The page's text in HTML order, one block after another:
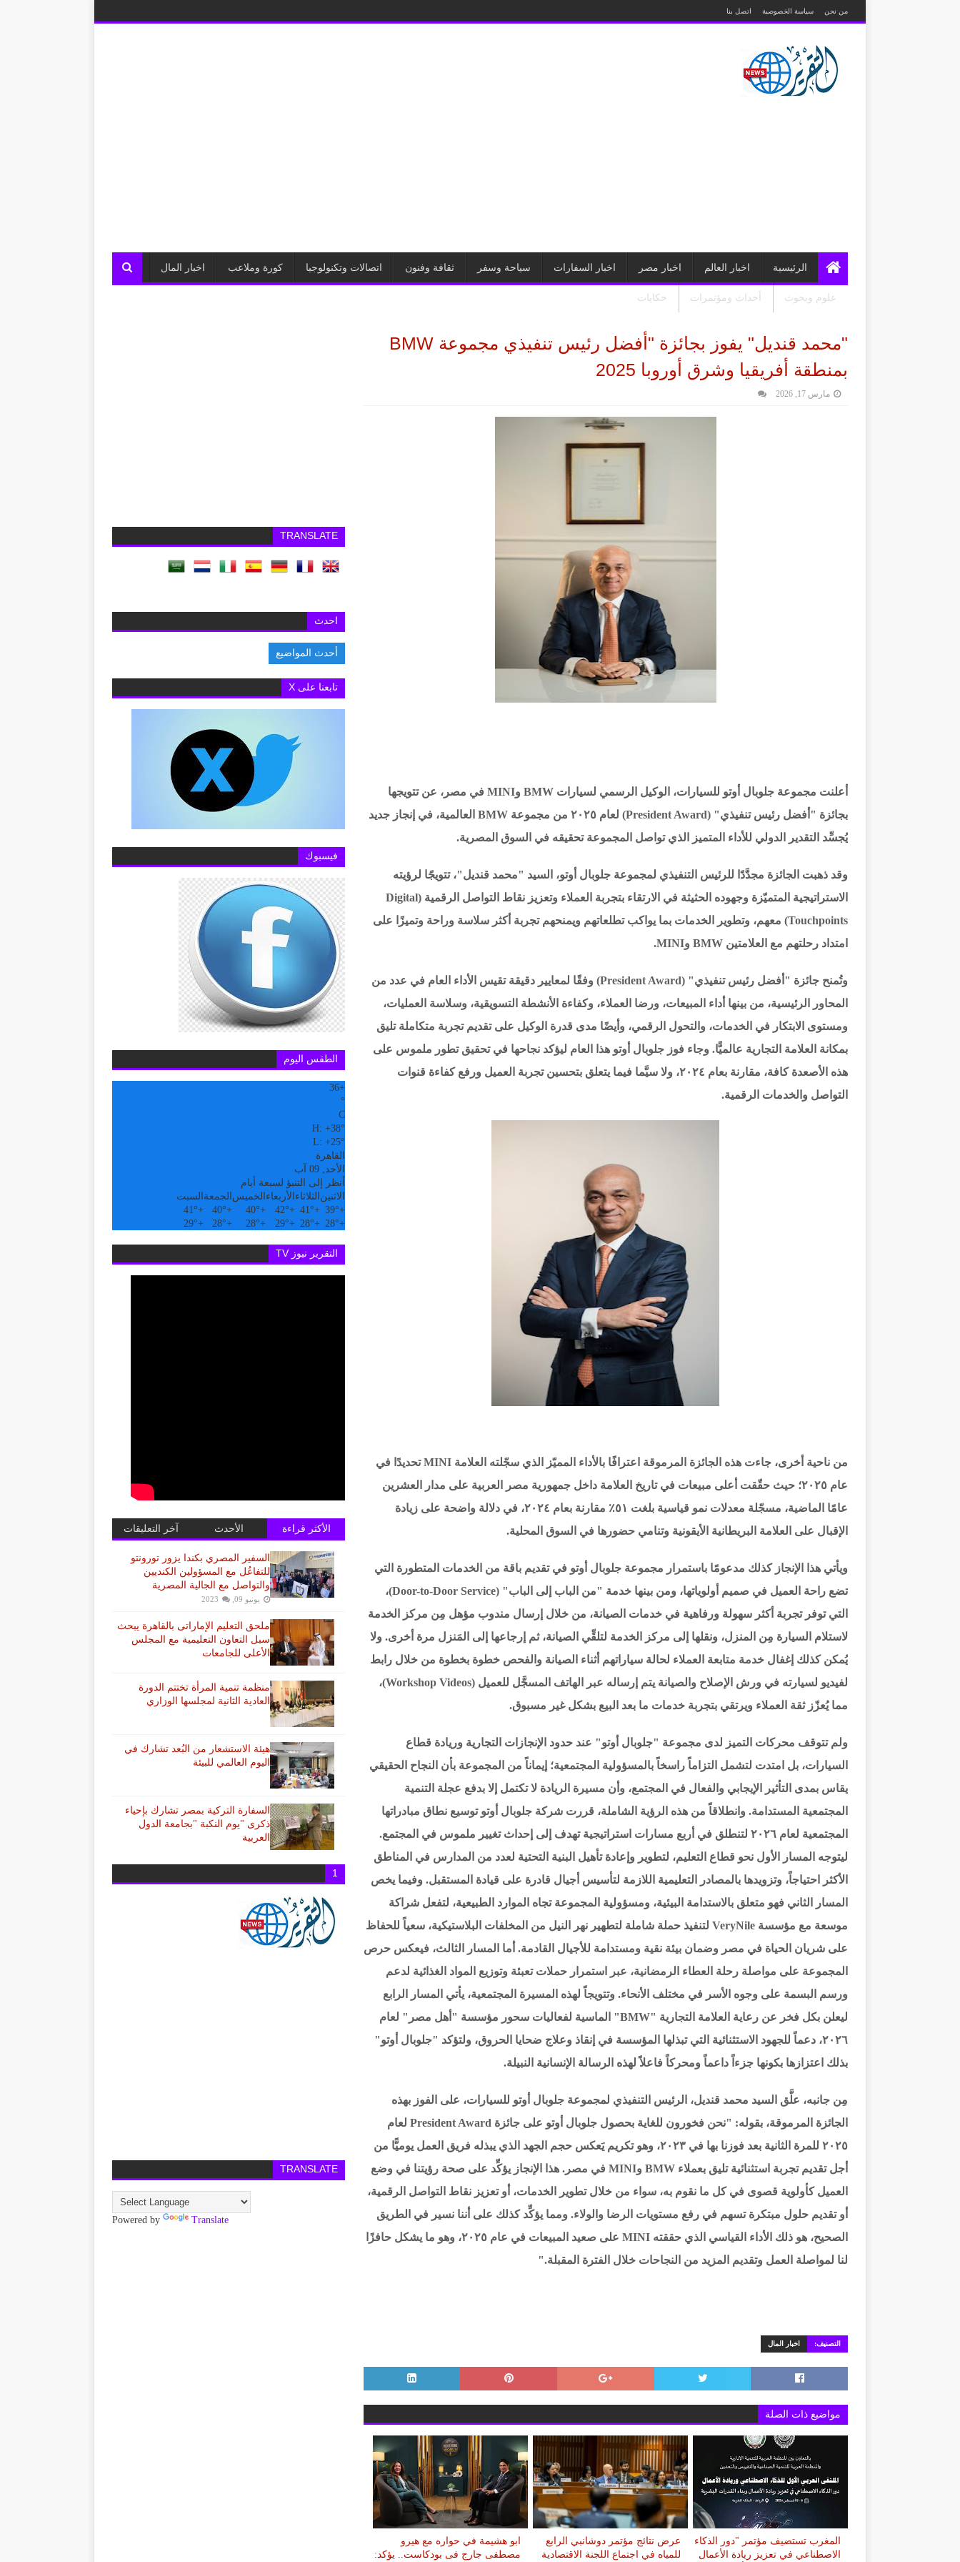
من نحن سياسة الخصوصية اتصل بنا
الرئيسية اخبار العالم اخبار مصر اخبار السفارات سياحة وسفر ثقافة وفنون اتصالات وتكنولوجيا كورة وملاعب اخبار المال
علوم وبحوث أحداث ومؤتمرات حكايات
"محمد قنديل" يفوز بجائزة "أفضل رئيس تنفيذي مجموعة BMW
بمنطقة أفريقيا وشرق أوروبا 2025
مارس 17, 2026
أعلنت مجموعة جلوبال أوتو للسيارات، الوكيل الرسمي لسيارات BMW وMINI في مصر، عن تتويجها
بجائزة "أفضل رئيس تنفيذي" (President Award) لعام ٢٠٢٥ من مجموعة BMW العالمية، في إنجاز جديد
يُجسِّد التقدير الدولي للأداء المتميز الذي تواصل المجموعة تحقيقه في السوق المصرية.
وقد ذهبت الجائزة مجدَّدًا للرئيس التنفيذي لمجموعة جلوبال أوتو، السيد "محمد قنديل"، تتويجًا لرؤيته
الاستراتيجية المتميّزة وجهوده الحثيثة في الارتقاء بتجربة العملاء وتعزيز نقاط التواصل الرقمية (Digital
Touchpoints) معهم، وتطوير الخدمات بما يواكب تطلعاتهم ويمنحهم تجربة أكثر سلاسة وراحة وتميزًا على
امتداد رحلتهم مع العلامتين BMW وMINI.
وتُمنح جائزة "أفضل رئيس تنفيذي" (President Award) وفقًا لمعايير دقيقة تقيس الأداء العام في عدد من
المحاور الرئيسية، من بينها أداء المبيعات، ورضا العملاء، وكفاءة الأنشطة التسويقية، وسلاسة العمليات،
ومستوى الابتكار في الخدمات، والتحول الرقمي، وأيضًا مدى قدرة الوكيل على تقديم تجربة متكاملة تليق
بمكانة العلامة التجارية عالميًّا. وجاء فوز جلوبال أوتو هذا العام ليؤكد نجاحها في تحقيق تطور ملموس على
هذه الأصعدة كافة، مقارنة بعام ٢٠٢٤، ولا سيَّما فيما يتعلق بتحسين تجربة العميل ورفع كفاءة قنوات
التواصل والخدمات الرقمية.
من ناحية أخرى، جاءت هذه الجائزة المرموقة اعترافًا بالأداء المميّز الذي سجّلته العلامة MINI تحديدًا في
عام ٢٠٢٥؛ حيث حقّقت أعلى مبيعات في تاريخ العلامة داخل جمهورية مصر العربية على مدار العشرين
عامًا الماضية، مسجّلة معدلات نمو قياسية بلغت ٥١٪ مقارنة بعام ٢٠٢٤، في دلالة واضحة على زيادة
الإقبال على العلامة البريطانية الأيقونية وتنامي حضورها في السوق المحلية.
ويأتي هذا الإنجاز كذلك مدعومًا باستمرار مجموعة جلوبال أوتو في تقديم باقة من الخدمات المتطورة التي
تضع راحة العميل في صميم أولوياتها، ومن بينها خدمة "من الباب إلى الباب" (Door-to-Door Service)،
التي توفر تجربة أكثر سهولة ورفاهية في خدمات الصيانة، من خلال إرسال مندوب مؤهل مِن مركز الخدمة
لاستلام السيارة مِن المنزل، ونقلها إلى مركز الخدمة لتلقِّي الصيانة، ثم إرجاعها إلى المَنزل مرة أخرى. ولا
يُمكن كذلك إغفال خدمة متابعة العملاء لحالة سياراتهم أثناء الصيانة والفحص خطوة بخطوة من خلال رابط
لفيديو لسيارته في ورش الإصلاح والصيانة يتم إرساله عبر الهاتف المسجَّل للعميل (Workshop Videos)،
مما يُعزّز ثقة العملاء ويرتقي بتجربة خدمات ما بعد البيع بشكل غير مسبوق.
ولم تتوقف محركات التميز لدى مجموعة "جلوبال أوتو" عند حدود الإنجازات التجارية وريادة قطاع
السيارات، بل امتدت لتشمل التزاماً راسخاً بالمسؤولية المجتمعية؛ إيماناً من المجموعة بأن النجاح الحقيقي
يقاس بمدى التأثير الإيجابي والفعال في المجتمع، وأن مسيرة الريادة لا تكتمل إلا بدفع عجلة التنمية
المجتمعية المستدامة. وانطلاقاً من هذه الرؤية الشاملة، قررت شركة جلوبال أوتو توسيع نطاق مبادراتها
المجتمعية لعام ٢٠٢٦ لتنطلق في أربع مسارات استراتيجية تهدف إلى إحداث تغيير ملموس في المجتمع.
ليتوجه المسار الأول نحو قطاع التعليم، لتطوير وإعادة تأهيل البنية التحتية لعدد من المدارس في المناطق
الأكثر احتياجاً، وتزويدها بالمصادر التعليمية اللازمة لتأسيس أجيال قادرة على قيادة المستقبل. وفيما يخص
المسار الثاني فهو متعلق بالاستدامة البيئية، ومسؤولية المجموعة تجاه الموارد الطبيعية، لتفعل شراكة
موسعة مع مؤسسة VeryNile لتنفيذ حملة شاملة لتطهير نهر النيل من المخلفات البلاستيكية، سعياً للحفاظ
على شريان الحياة في مصر وضمان بيئة نقية ومستدامة للأجيال القادمة. أما المسار الثالث، فيعكس حرص
المجموعة على مواصلة رحلة العطاء الرمضانية، عبر استمرار حملات تعبئة وتوزيع المواد الغذائية لدعم
ورسم البسمة على وجوه الأسر في مختلف الأنحاء. وتتويجاً لهذه المسيرة المجتمعية، يأتي المسار الرابع
ليعلن بكل فخر عن رعاية العلامة التجارية "BMW" الماسية لفعاليات سحور مؤسسة "أهل مصر" لعام
٢٠٢٦، دعماً للجهود الاستثنائية التي تبذلها المؤسسة في إنقاذ وعلاج ضحايا الحروق، ولتؤكد "جلوبال أوتو"
بذلك اعتزازها بكونها جزءاً داعماً ومحركاً فاعلاً لهذه الرسالة الإنسانية النبيلة.
مِن جانبه، علَّق السيد محمد قنديل، الرئيس التنفيذي لمجموعة جلوبال أوتو للسيارات، على الفوز بهذه
الجائزة المرموقة، بقوله: "نحن فخورون للغاية بحصول جلوبال أوتو على جائزة President Award لعام
٢٠٢٥ للمرة الثانية بعد فوزنا بها في ٢٠٢٣، وهو تكريم يَعكس حجم الجهد الذي يبذله فريق العمل يوميًّا من
أجل تقديم تجربة استثنائية تليق بعملاء BMW وMINI في مصر. هذا الإنجاز يؤكِّد على صحة رؤيتنا في وضع
العميل كأولوية قصوى في كل ما نقوم به، سواء من خلال تطوير الخدمات، أو تعزيز نقاط التواصل الرقمية،
أو تقديم حلول مبتكرة تسهم في رفع مستويات الرضا والولاء. ومما يؤكِّد كذلك على أننا نسير في الطريق
الصحيح، هو ذلك الأداء القياسي الذي حققته MINI على صعيد المبيعات في عام ٢٠٢٥، وهو ما يشكل حافزًا
لنا لمواصلة العمل وتقديم المزيد من النجاحات خلال الفترة المقبلة."
التصنيف: اخبار المال
مواضيع ذات الصلة
المغرب تستضيف مؤتمر "دور الذكاء
الاصطناعي في تعزيز ريادة الأعمال
عرض نتائج مؤتمر دوشانبي الرابع
للمياه في اجتماع اللجنة الاقتصادية
ابو هشيمة في حواره مع هيرو
مصطفى جارج فى بودكاست.. يؤكد:
TRANSLATE
احدث
أحدث المواضيع
تابعنا على X
فيسبوك
الطقس اليوم
+
36
°
C
H: +38°
L: +25°
القاهرة
الأحد, 09 آب
أنظر إلى التنبؤ لسبعة أيام
الاثنين الثلاثاء الأربعاء الخميس الجمعة السبت
+
39°
+
41°
+
42°
+
40°
+
40°
+
41°
+
28°
+
28°
+
29°
+
28°
+
28°
+
29°
التقرير نيوز TV
الأكثر قراءة الأحدث آخر التعليقات
السفير المصري بكندا يزور تورونتو
للتفاعُل مع المسؤولين الكنديين
والتواصل مع الجالية المصرية
يونيو 09, 2023
ملحق التعليم الإماراتى بالقاهرة يبحث
سبل التعاون التعليمية مع المجلس
الأعلى للجامعات
منظمة تنمية المرأة تختتم الدورة
العادية الثانية لمجلسها الوزاري
هيئة الاستشعار من البُعد تشارك في
اليوم العالمي للبيئة
السفارة التركية بمصر تشارك بإحياء
ذكرى "يوم النكبة "بجامعة الدول
العربية
1
TRANSLATE
Powered by Translate